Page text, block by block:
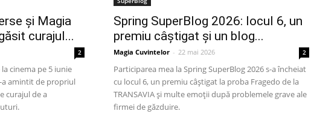
și Magia
curajul...
2
cinema pe 5 iunie
a amintit de propriul
curajul de a
Spring SuperBlog 2026: locul 6, un
premiu câștigat și un blog...
Magia Cuvintelor - 22 mai 2026 2
Participarea mea la Spring SuperBlog 2026 s-a încheiat
cu locul 6, un premiu câștigat la proba Fragedo de la
TRANSAVIA și multe emoții după problemele grave ale
firmei de găzduire.